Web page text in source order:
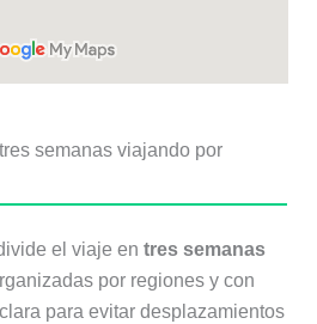
semanas viajando por
el viaje en tres semanas
por regiones y con
para evitar desplazamientos